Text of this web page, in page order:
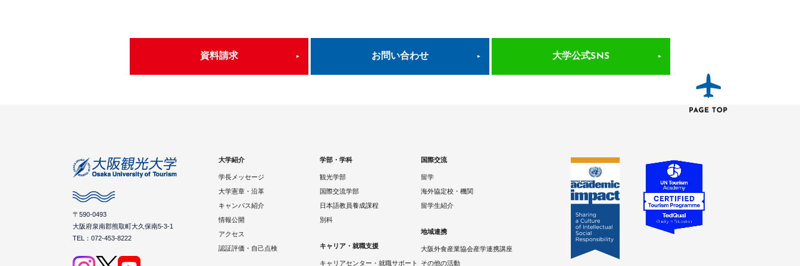
資料請求 お問い合わせ 大学公式SNS
〒590-0493
大阪府泉南郡熊取町大久保南5-3-1
TEL：072-453-8222
大学紹介
学長メッセージ
大学憲章・沿革
キャンパス紹介
情報公開
アクセス
認証評価・自己点検
学部・学科
観光学部
国際交流学部
日本語教員養成課程
別科
キャリア・就職支援
キャリアセンター・就職サポート
国際交流
留学
海外協定校・機関
留学生紹介
地域連携
大阪外食産業協会産学連携講座
その他の活動